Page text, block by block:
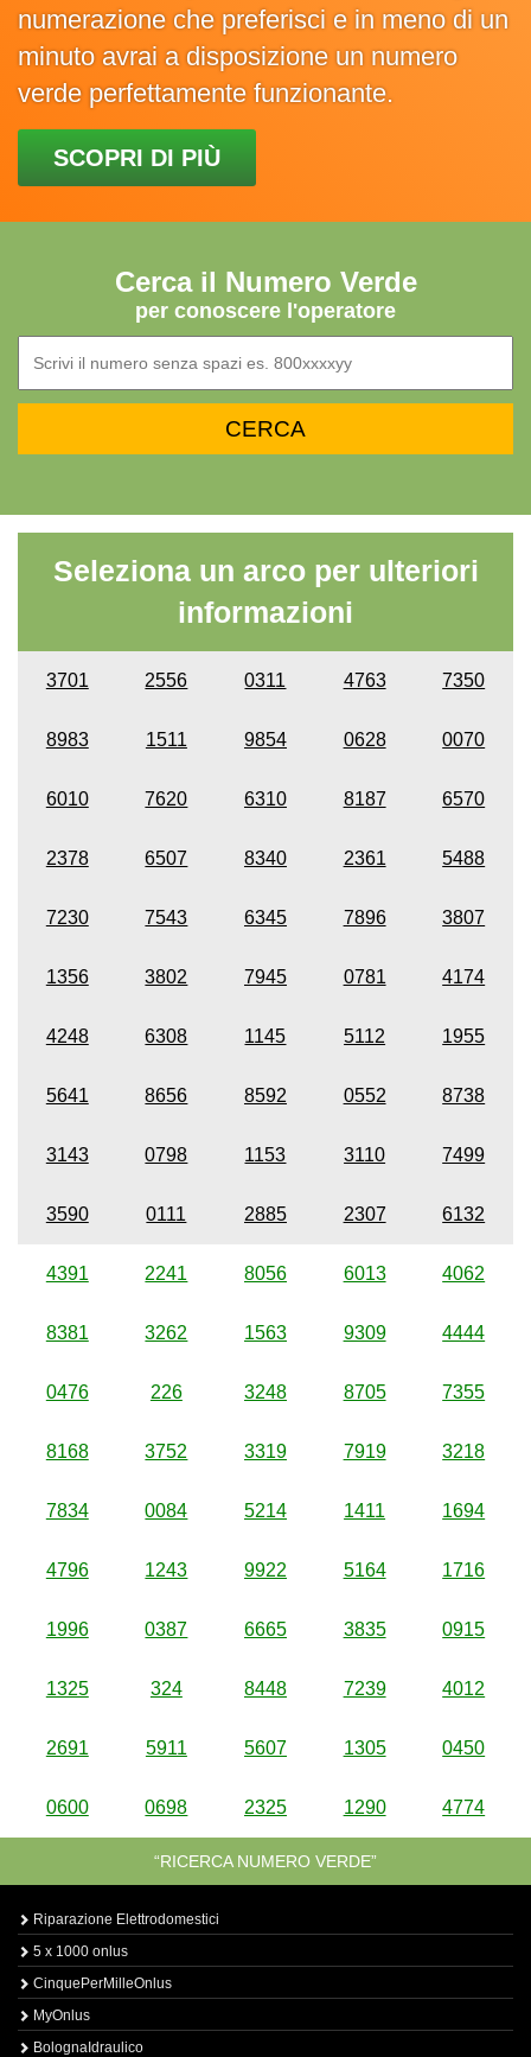
numerazione che preferisci e in meno di un
minuto avrai a disposizione un numero
verde perfettamente funzionante.
SCOPRI DI PIÙ
Cerca il Numero Verde
per conoscere l'operatore
Seleziona un arco per ulteriori
informazioni
3701 2556 0311 4763 7350
8983 1511 9854 0628 0070
6010 7620 6310 8187 6570
2378 6507 8340 2361 5488
7230 7543 6345 7896 3807
1356 3802 7945 0781 4174
4248 6308 1145 5112 1955
5641 8656 8592 0552 8738
3143 0798 1153 3110 7499
3590 0111 2885 2307 6132
4391 2241 8056 6013 4062
8381 3262 1563 9309 4444
0476 226 3248 8705 7355
8168 3752 3319 7919 3218
7834 0084 5214 1411 1694
4796 1243 9922 5164 1716
1996 0387 6665 3835 0915
1325 324 8448 7239 4012
2691 5911 5607 1305 0450
0600 0698 2325 1290 4774
“RICERCA NUMERO VERDE”
Riparazione Elettrodomestici
5 x 1000 onlus
CinquePerMilleOnlus
MyOnlus
BolognaIdraulico